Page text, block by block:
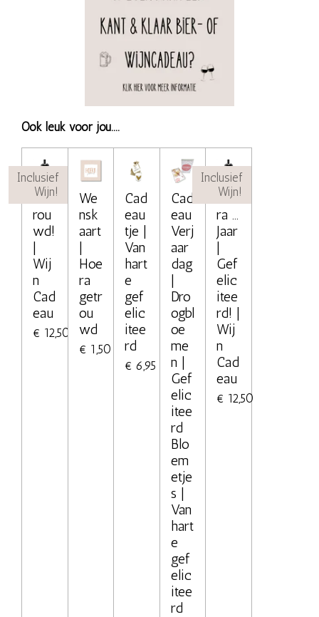
Ook leuk voor jou....
Inclusief
Wijn!
Get
rou
wd!
|
Wij
n
Cad
eau
€ 12,50
We
nsk
aart
|
Hoe
ra
getr
ou
wd
€ 1,50
Cad
eau
tje |
Van
hart
e
gef
elic
itee
rd
€ 6,95
Cad
eau
Verj
aar
dag
|
Dro
ogbl
oe
me
n |
Gef
elic
itee
rd
Blo
em
etje
s |
Van
hart
e
gef
elic
itee
rd
Inclusief
Wijn!
Hoe
ra ...
Jaar
|
Gef
elic
itee
rd! |
Wij
n
Cad
eau
€ 12,50